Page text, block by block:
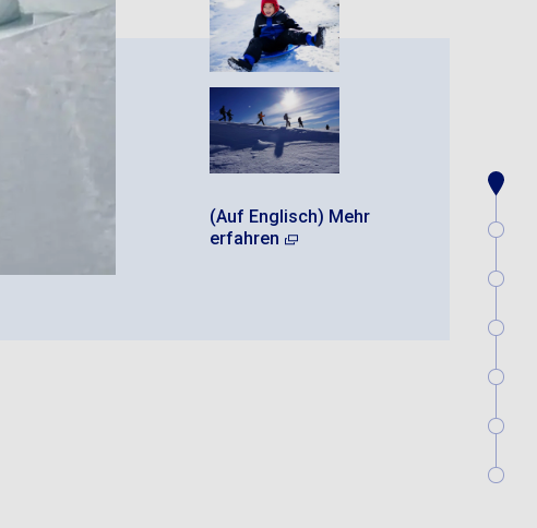
(Auf Englisch) Mehr
erfahren